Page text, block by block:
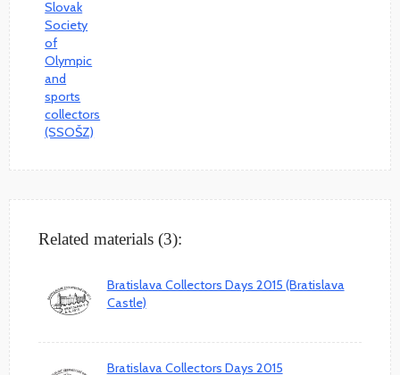
Related materials (3):
Bratislava Collectors Days 2015 (Bratislava
Castle)
Bratislava Collectors Days 2015